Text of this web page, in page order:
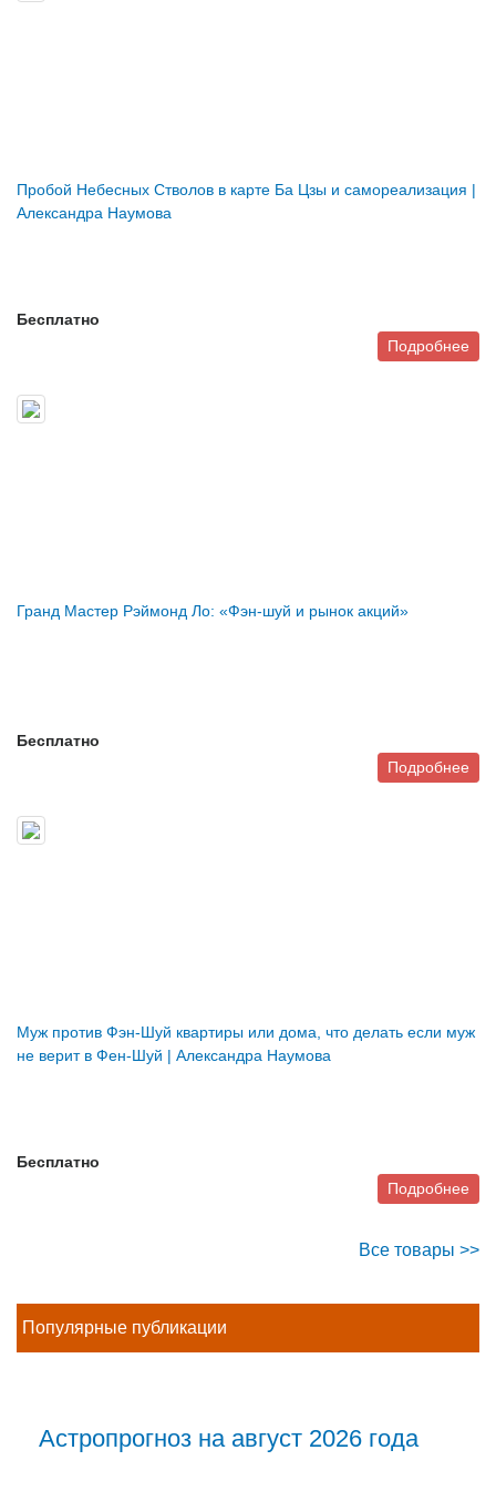
Пробой Небесных Стволов в карте Ба Цзы и самореализация |
Александра Наумова
Бесплатно
Подробнее
Гранд Мастер Рэймонд Ло: «Фэн-шуй и рынок акций»
Бесплатно
Подробнее
Муж против Фэн-Шуй квартиры или дома, что делать если муж
не верит в Фен-Шуй | Александра Наумова
Бесплатно
Подробнее
Все товары >>
Популярные публикации
Астропрогноз на август 2026 года